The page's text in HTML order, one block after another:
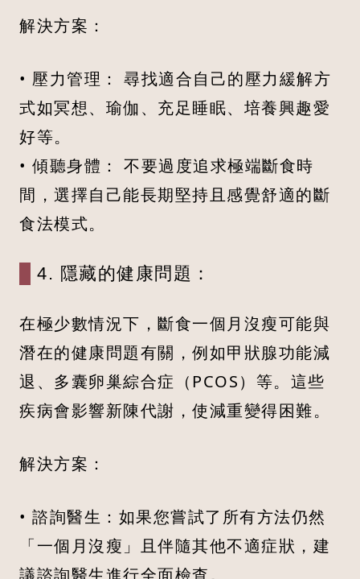
解決方案：
• 壓力管理： 尋找適合自己的壓力緩解方
式如冥想、瑜伽、充足睡眠、培養興趣愛
好等。
• 傾聽身體： 不要過度追求極端斷食時
間，選擇自己能長期堅持且感覺舒適的斷
食法模式。
4. 隱藏的健康問題：
在極少數情況下，斷食一個月沒瘦可能與
潛在的健康問題有關，例如甲狀腺功能減
退、多囊卵巢綜合症（PCOS）等。這些
疾病會影響新陳代謝，使減重變得困難。
解決方案：
• 諮詢醫生：如果您嘗試了所有方法仍然
「一個月沒瘦」且伴隨其他不適症狀，建